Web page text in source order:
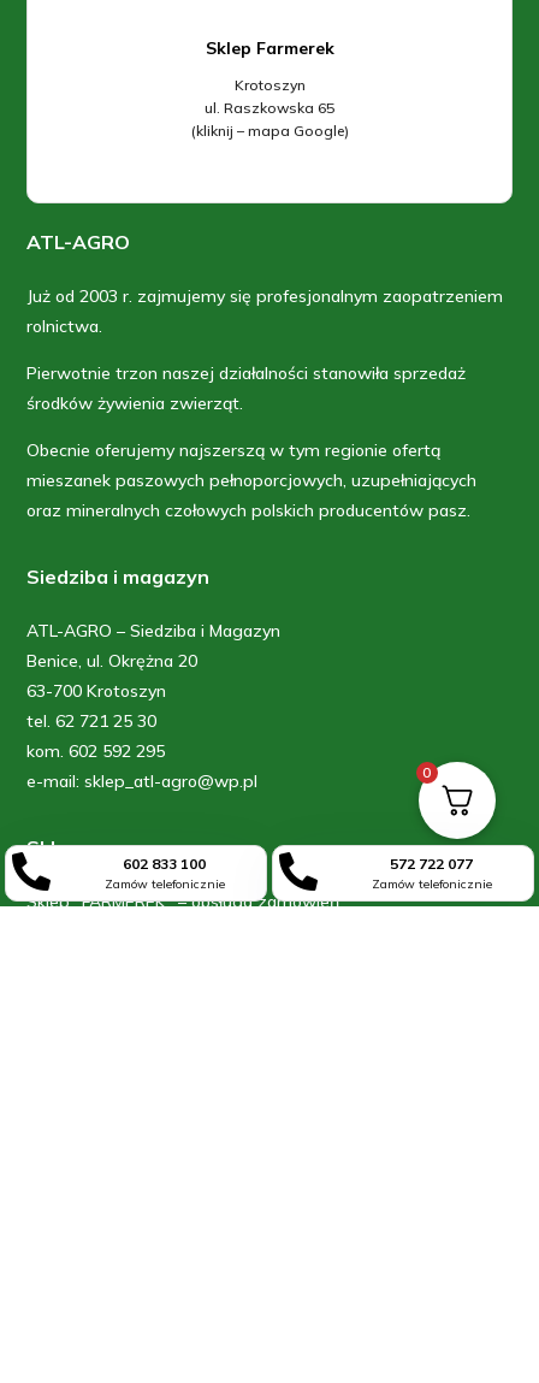
Sklep Farmerek
Krotoszyn
ul. Raszkowska 65
(kliknij – mapa Google)
ATL-AGRO
Już od 2003 r. zajmujemy się profesjonalnym zaopatrzeniem
rolnictwa.
Pierwotnie trzon naszej działalności stanowiła sprzedaż
środków żywienia zwierząt.
Obecnie oferujemy najszerszą w tym regionie ofertą
mieszanek paszowych pełnoporcjowych, uzupełniających
oraz mineralnych czołowych polskich producentów pasz.
Siedziba i magazyn
ATL-AGRO – Siedziba i Magazyn
Benice, ul. Okrężna 20
63-700 Krotoszyn
tel. 62 721 25 30
kom. 602 592 295
e-mail: sklep_atl-agro@wp.pl
Sklep
Sklep „FARMEREK” – obsługa zamówień
 602 833 100
Zamów telefonicznie  572 722 077
Zamów telefonicznie
0